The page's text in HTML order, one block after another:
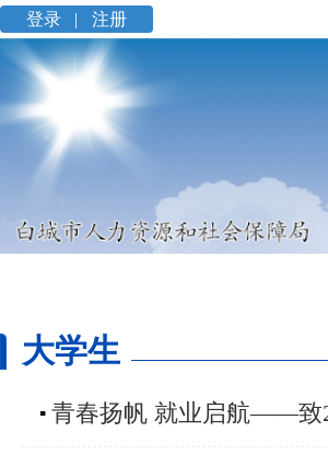
登录 | 注册
大学生
▪ 青春扬帆 就业启航——致